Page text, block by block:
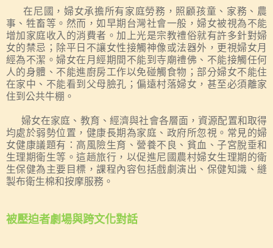
在尼國，婦女承擔所有家庭勞務，照顧孩童、家務、農
事、牲畜等。然而，如早期台灣社會一般，婦女被視為不能
增加家庭收入的消費者。加上光是宗教禮俗就有許多針對婦
女的禁忌；除平日不讓女性接觸神像或法器外，更視婦女月
經為不潔。婦女在月經期間不能到寺廟禮佛、不能接觸任何
人的身體、不能進廚房工作以免碰觸食物；部分婦女不能住
在家中、不能看到父母臉孔；偏遠村落婦女，甚至必須離家
住到公共牛棚。
婦女在家庭、教育、經濟與社會各層面，資源配置和取得
均處於弱勢位置，健康長期為家庭、政府所忽視。常見的婦
女健康議題有：高風險生育、營養不良、貧血、子宮脫垂和
生理期衛生等。這趟旅行，以促進尼國農村婦女生理期的衛
生保健為主要目標，課程內容包括戲劇演出、保健知識、縫
製布衛生棉和按摩服務。
被壓迫者劇場與跨文化對話